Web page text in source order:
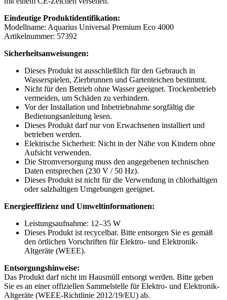
Eindeutige Produktidentifikation:
Modellname: Aquarius Universal Premium Eco 4000
Artikelnummer: 57392
Sicherheitsanweisungen:
Dieses Produkt ist ausschließlich für den Gebrauch in
Wasserspielen, Zierbrunnen und Gartenteichen bestimmt.
Nicht für den Betrieb ohne Wasser geeignet. Trockenbetrieb
vermeiden, um Schäden zu verhindern.
Vor der Installation und Inbetriebnahme sorgfältig die
Bedienungsanleitung lesen.
Dieses Produkt darf nur von Erwachsenen installiert und
betrieben werden.
Elektrische Sicherheit: Nicht in der Nähe von Kindern ohne
Aufsicht verwenden.
Die Stromversorgung muss den angegebenen technischen
Daten entsprechen (230 V / 50 Hz).
Dieses Produkt ist nicht für die Verwendung in chlorhaltigen
oder salzhaltigen Umgebungen geeignet.
Energieeffizienz und Umweltinformationen:
Leistungsaufnahme: 12–35 W
Dieses Produkt ist recycelbar. Bitte entsorgen Sie es gemäß
den örtlichen Vorschriften für Elektro- und Elektronik-
Altgeräte (WEEE).
Entsorgungshinweise:
Das Produkt darf nicht im Hausmüll entsorgt werden. Bitte geben
Sie es an einer offiziellen Sammelstelle für Elektro- und Elektronik-
Altgeräte (WEEE-Richtlinie 2012/19/EU) ab.